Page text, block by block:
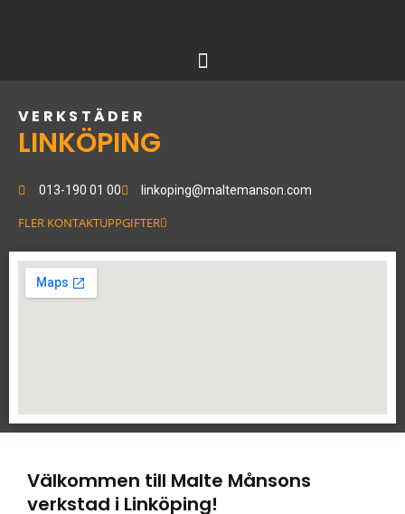
VERKSTÄDER
LINKÖPING
013-190 01 00 linkoping@maltemanson.com
FLER KONTAKTUPPGIFTER
Välkommen till Malte Månsons
verkstad i Linköping!